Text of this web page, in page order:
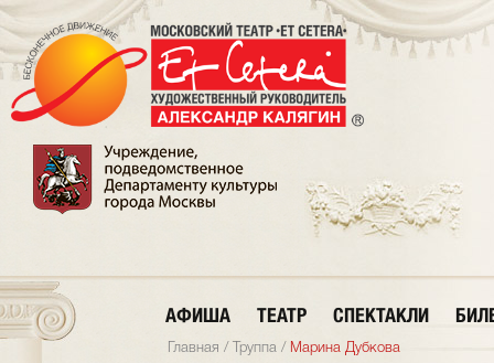
АФИША ТЕАТР СПЕКТАКЛИ
Главная / Труппа / Марина Дубкова